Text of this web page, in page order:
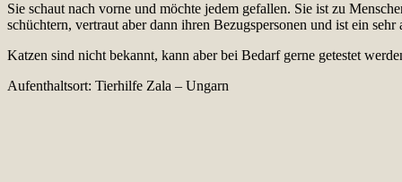
Sie schaut nach vorne und möchte jedem gefallen. Sie ist zu
schüchtern, vertraut aber dann ihren Bezugspersonen und ist ein
Katzen sind nicht bekannt, kann aber bei Bedarf gerne getestet
Aufenthaltsort: Tierhilfe Zala – Ungarn